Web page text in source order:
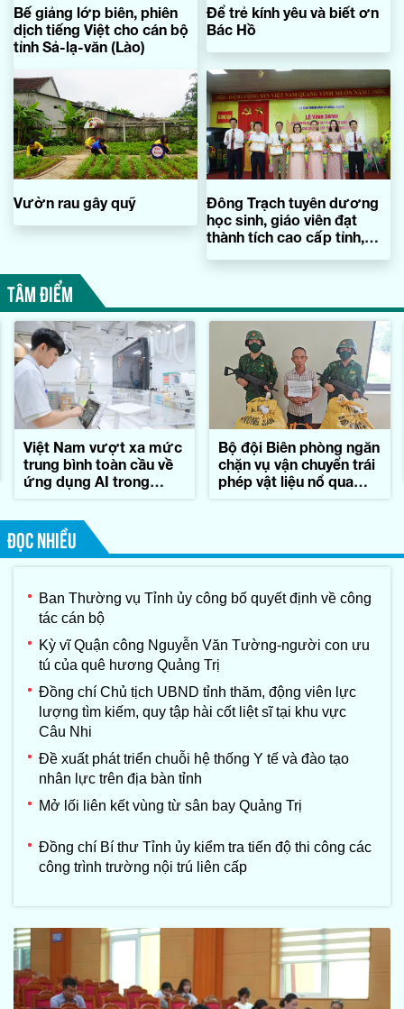
Bế giảng lớp biên, phiên
dịch tiếng Việt cho cán bộ
tỉnh Sả-lạ-văn (Lào)
Để trẻ kính yêu và biết ơn
Bác Hồ
Vườn rau gây quỹ
Đông Trạch tuyên dương
học sinh, giáo viên đạt
thành tích cao cấp tỉnh,
TÂM ĐIỂM
Việt Nam vượt xa mức
trung bình toàn cầu về
ứng dụng AI trong
Bộ đội Biên phòng ngăn
chặn vụ vận chuyển trái
phép vật liệu nổ qua
ĐỌC NHIỀU
Ban Thường vụ Tỉnh ủy công bố quyết định về công
tác cán bộ
Kỳ vĩ Quận công Nguyễn Văn Tường-người con ưu
tú của quê hương Quảng Trị
Đồng chí Chủ tịch UBND tỉnh thăm, động viên lực
lượng tìm kiếm, quy tập hài cốt liệt sĩ tại khu vực
Câu Nhi
Đề xuất phát triển chuỗi hệ thống Y tế và đào tạo
nhân lực trên địa bàn tỉnh
Mở lối liên kết vùng từ sân bay Quảng Trị
Đồng chí Bí thư Tỉnh ủy kiểm tra tiến độ thi công các
công trình trường nội trú liên cấp